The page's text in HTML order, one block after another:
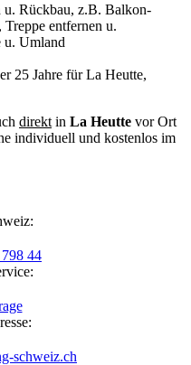
u. Rückbau, z.B. Balkon-
entfernen u.
u. Umland
25 Jahre für La Heutte,
direkt in La Heutte vor Ort
individuell und kostenlos im
44
schweiz.ch